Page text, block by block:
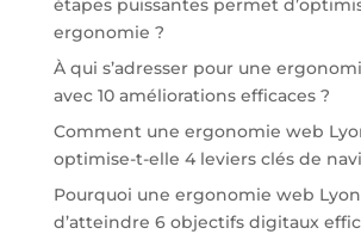
étapes puissantes permet
ergonomie ?
À qui s’adresser pour une
avec 10 améliorations efficaces ?
Comment une ergonomie web
optimise-t-elle 4 leviers clés de
Pourquoi une ergonomie web
d’atteindre 6 objectifs digitaux